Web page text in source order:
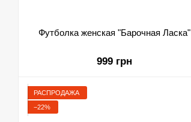
Футболка женская "Барочная Ласка"
999 грн
РАСПРОДАЖА
−22%